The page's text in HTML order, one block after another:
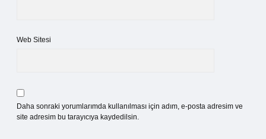
Web Sitesi
Daha sonraki yorumlarımda kullanılması için adım, e-posta adresim ve
site adresim bu tarayıcıya kaydedilsin.